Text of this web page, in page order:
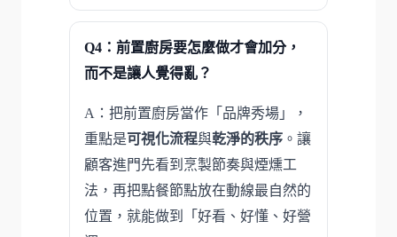
Q4：前置廚房要怎麼做才會加分，
而不是讓人覺得亂？
A：把前置廚房當作「品牌秀場」，
重點是可視化流程與乾淨的秩序 。讓
顧客進門先看到烹製節奏與煙燻工
法，再把點餐節點放在動線最自然的
位置，就能做到「好看、好懂、好營